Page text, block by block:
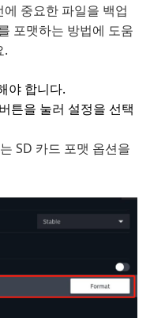
중요한 파일을 백업
포맷하는 방법에 도움
.
야 합니다.
튼을 눌러 설정을 선택
SD 카드 포맷 옵션을